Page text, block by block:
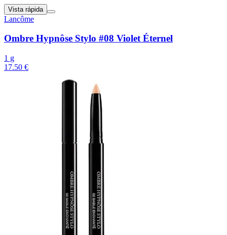
Vista rápida
Lancôme
Ombre Hypnôse Stylo #08 Violet Éternel
1 g
17.50 €